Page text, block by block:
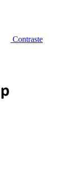
Contraste